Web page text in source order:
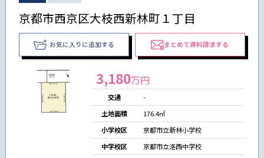
京都市西京区大枝西新林町１丁目
お気に入りに追加する まとめて資料請求する
3,180万円
交通
-
土地面積
176.4㎡
小学校区
京都市立新林小学校
中学校区
京都市立洛西中学校